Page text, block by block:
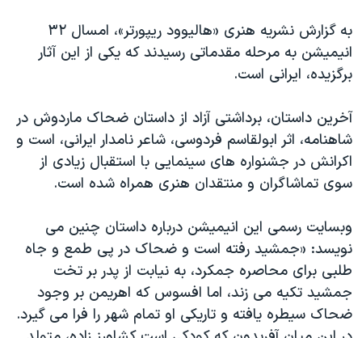
قانون شفافیت دارائی کادر رهبری ایران
اعتراضات مردمی آبان ۹۸
نرگس محمدی برنده جایزه نوبل صلح
همایش محافظه‌کاران آمریکا «سی‌پک»
صفحه‌های ویژه
به گزارش نشریه هنری «هالیوود ریپورتر»، امسال ۳۲
انیمیشن به مرحله مقدماتی رسیدند که یکی از این آثار
برگزیده، ایرانی است.
آخرین داستان، برداشتی آزاد از داستان ضحاک ماردوش در
شاهنامه، اثر ابولقاسم فردوسی، شاعر نامدار ایرانی، است و
اکرانش در جشنواره های سینمایی با استقبال زیادی از
سوی تماشاگران و منتقدان هنری همراه شده است.
وبسایت رسمی این انیمیشن درباره داستان چنین می
نویسد: «جمشید رفته است و ضحاک در پی طمع و جاه
طلبی برای محاصره جمکرد، به نیابت از پدر بر تخت
جمشید تکیه می‌ زند، اما افسوس که اهریمن بر وجود
ضحاک سیطره یافته و تاریکی او تمام شهر را فرا می‌ گیرد.